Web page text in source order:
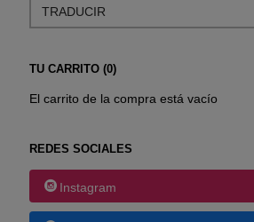
TU CARRITO (0)
El carrito de la compra está vacío
REDES SOCIALES
Instagram